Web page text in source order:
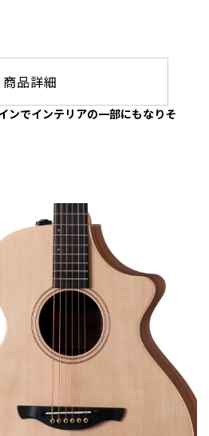
商品詳細
ンでインテリアの一部にもなりそ